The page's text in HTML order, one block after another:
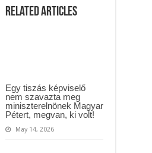
le Paks:
Related Articles
Egy tiszás képviselő
nem szavazta meg
miniszterelnönek Magyar
Pétert, megvan, ki volt!
May 14, 2026